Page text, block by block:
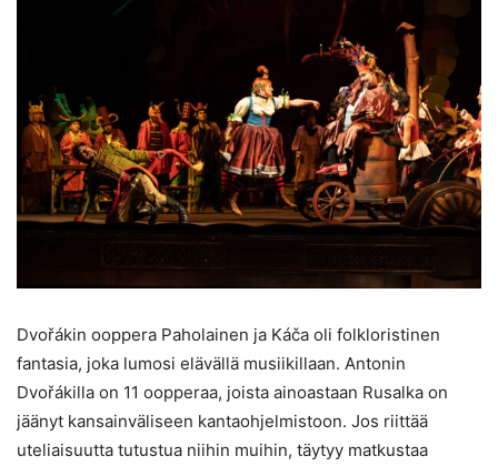
Dvořákin ooppera Paholainen ja Káča oli folkloristinen
fantasia, joka lumosi elävällä musiikillaan. Antonin
Dvořákilla on 11 oopperaa, joista ainoastaan Rusalka on
jäänyt kansainväliseen kantaohjelmistoon. Jos riittää
uteliaisuutta tutustua niihin muihin, täytyy matkustaa